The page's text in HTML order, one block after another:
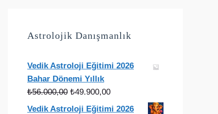
Astrolojik Danışmanlık
Vedik Astroloji Eğitimi 2026
Bahar Dönemi Yıllık
₺56.000,00 Orijinal
fiyat:
₺49.900,00Şu
andaki
Vedik Astroloji Eğitimi 2026